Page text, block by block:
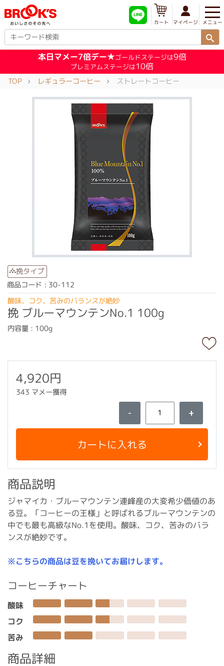
メニュー
マイページ
カート
本日マメー7倍デー★ゴールドステージは9倍
プレミアムステージは10倍
TOP レギュラーコーヒー ストレートコーヒー
挽タイプ
商品コード : 30-112
酸味、コク、苦みのバランスが絶妙
挽 ブルーマウンテンNo.1 100g
内容量 : 100g
4,920円
343 マメー獲得
- +
カートに入れる
商品説明
ジャマイカ・ブルーマウンテン連峰産の大変希少価値のあ
る豆。「コーヒーの王様」と呼ばれるブルーマウンテンの
中でも最も高級なNo.1を使用。酸味、コク、苦みのバラ
ンスが絶妙です。
※こちらの商品は豆を挽いてお届けします。
コーヒーチャート
酸味
コク
苦み
商品詳細